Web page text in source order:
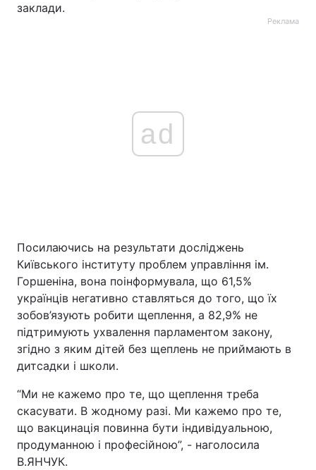
заклади.
Реклама
ad
Посилаючись на результати досліджень
Київського інституту проблем управління ім.
Горшеніна, вона поінформувала, що 61,5%
українців негативно ставляться до того, що їх
зобов’язують робити щеплення, а 82,9% не
підтримують ухвалення парламентом закону,
згідно з яким дітей без щеплень не приймають в
дитсадки і школи.
“Ми не кажемо про те, що щеплення треба
скасувати. В жодному разі. Ми кажемо про те,
що вакцинація повинна бути індивідуальною,
продуманною і професійною”, - наголосила
В.ЯНЧУК.